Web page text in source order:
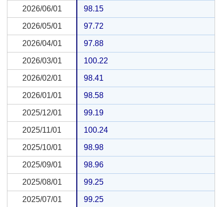
2026/06/01 98.15
2026/05/01 97.72
2026/04/01 97.88
2026/03/01 100.22
2026/02/01 98.41
2026/01/01 98.58
2025/12/01 99.19
2025/11/01 100.24
2025/10/01 98.98
2025/09/01 98.96
2025/08/01 99.25
2025/07/01 99.25
2026/06/01
2026/05/01
2026/04/01
2026/03/01
2026/02/01
2026/01/01
2025/12/01
2025/11/01
2025/10/01
2025/09/01
2025/08/01
2025/07/01